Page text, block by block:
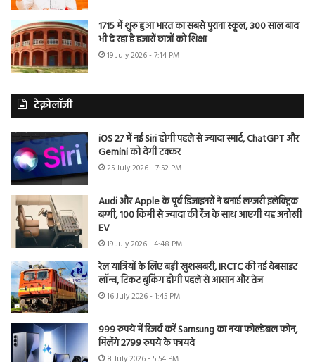
1715 में शुरू हुआ भारत का सबसे पुराना स्कूल, 300 साल बाद
भी दे रहा है हजारों छात्रों को शिक्षा
19 July 2026 - 7:14 PM
टेक्नोलॉजी
iOS 27 में नई Siri होगी पहले से ज्यादा स्मार्ट, ChatGPT और
Gemini को देगी टक्कर
25 July 2026 - 7:52 PM
Audi और Apple के पूर्व डिजाइनरों ने बनाई लग्जरी इलेक्ट्रिक
बग्गी, 100 किमी से ज्यादा की रेंज के साथ आएगी यह अनोखी
EV
19 July 2026 - 4:48 PM
रेल यात्रियों के लिए बड़ी खुशखबरी, IRCTC की नई वेबसाइट
लॉन्च, टिकट बुकिंग होगी पहले से आसान और तेज
16 July 2026 - 1:45 PM
999 रुपये में रिजर्व करें Samsung का नया फोल्डेबल फोन,
मिलेंगे 2799 रुपये के फायदे
8 July 2026 - 5:54 PM